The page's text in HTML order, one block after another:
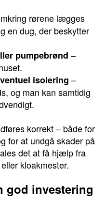
rørene lægges
en dug, der beskytter
pumpebrønd –
isolering –
og man kan samtidig
korrekt – både for
for at undgå skader på
det at få hjælp fra
kloakmester.
god investering